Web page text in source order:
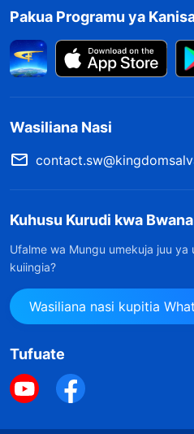
Pakua Programu ya
Wasiliana Nasi
Kuhusu Kurudi kwa Bwana
Ufalme wa Mungu umekuja juu
kuiingia?
Wasiliana nasi kupitia
Tufuate